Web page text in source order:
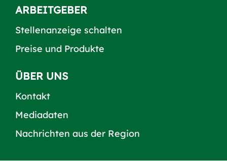
ARBEITGEBER
Stellenanzeige schalten
Preise und Produkte
ÜBER UNS
Kontakt
Mediadaten
Nachrichten aus der Region